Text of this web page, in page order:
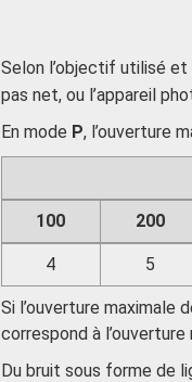
Selon l’objectif utilisé et
pas net, ou l’appareil
En mode P, l’ouverture
100 200
4 5
Si l’ouverture maximale
correspond à
Du bruit sous forme de